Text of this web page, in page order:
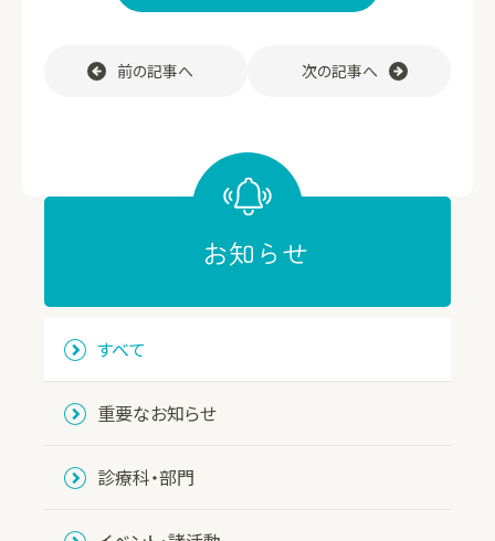
前の記事へ 次の記事へ
お知らせ
すべて
重要なお知らせ
診療科・部門